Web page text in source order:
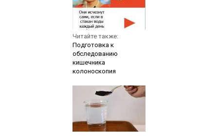
Читайте также:
Подготовка к
обследованию
кишечника
колоноскопия